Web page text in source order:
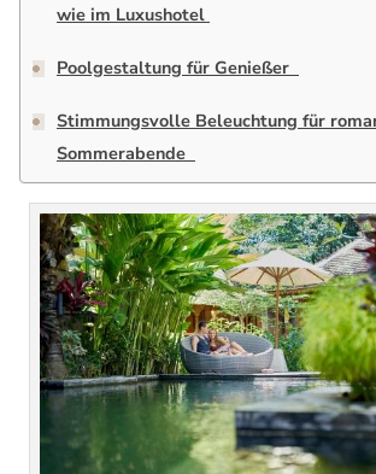
wie im Luxushotel
Poolgestaltung für Genießer
Stimmungsvolle Beleuchtung für
Sommerabende